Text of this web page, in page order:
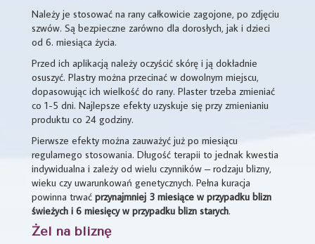
Należy je stosować na rany całkowicie zagojone, po zdjęciu
szwów. Są bezpieczne zarówno dla dorosłych, jak i dzieci
od 6. miesiąca życia.
Przed ich aplikacją należy oczyścić skórę i ją dokładnie
osuszyć. Plastry można przecinać w dowolnym miejscu,
dopasowując ich wielkość do rany. Plaster trzeba zmieniać
co 1-5 dni. Najlepsze efekty uzyskuje się przy zmienianiu
produktu co 24 godziny.
Pierwsze efekty można zauważyć już po miesiącu
regularnego stosowania. Długość terapii to jednak kwestia
indywidualna i zależy od wielu czynników – rodzaju blizny,
wieku czy uwarunkowań genetycznych. Pełna kuracja
powinna trwać przynajmniej 3 miesiące w przypadku blizn
świeżych i 6 miesięcy w przypadku blizn starych.
Żel na bliznę